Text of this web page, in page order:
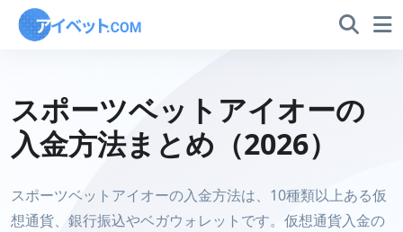
スポーツベットアイオーの
入金方法まとめ（2026）
スポーツベットアイオーの入金方法は、10種類以上ある仮
想通貨、銀行振込やベガウォレットです。仮想通貨入金の